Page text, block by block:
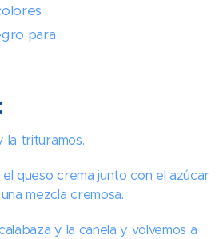
para
la trituramos.
queso crema junto con el azúcar
mezcla cremosa.
y la canela y volvemos a